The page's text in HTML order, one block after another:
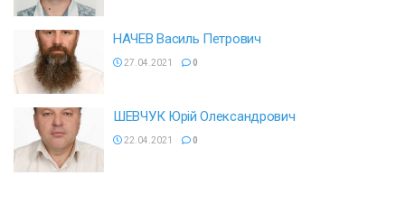
НАЧЕВ Василь Петрович
27.04.2021 0
ШЕВЧУК Юрій Олександрович
22.04.2021 0